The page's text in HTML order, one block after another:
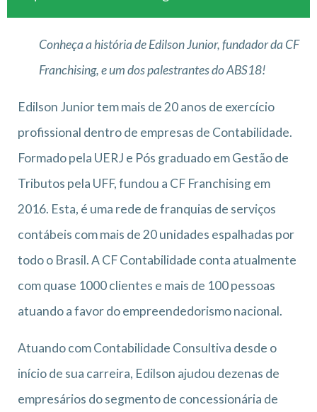
Conheça a história de Edilson Junior, fundador da CF
Franchising, e um dos palestrantes do ABS18!
Edilson Junior tem mais de 20 anos de exercício
profissional dentro de empresas de Contabilidade.
Formado pela UERJ e Pós graduado em Gestão de
Tributos pela UFF, fundou a CF Franchising em
2016. Esta, é uma rede de franquias de serviços
contábeis com mais de 20 unidades espalhadas por
todo o Brasil. A CF Contabilidade conta atualmente
com quase 1000 clientes e mais de 100 pessoas
atuando a favor do empreendedorismo nacional.
Atuando com Contabilidade Consultiva desde o
início de sua carreira, Edilson ajudou dezenas de
empresários do segmento de concessionária de